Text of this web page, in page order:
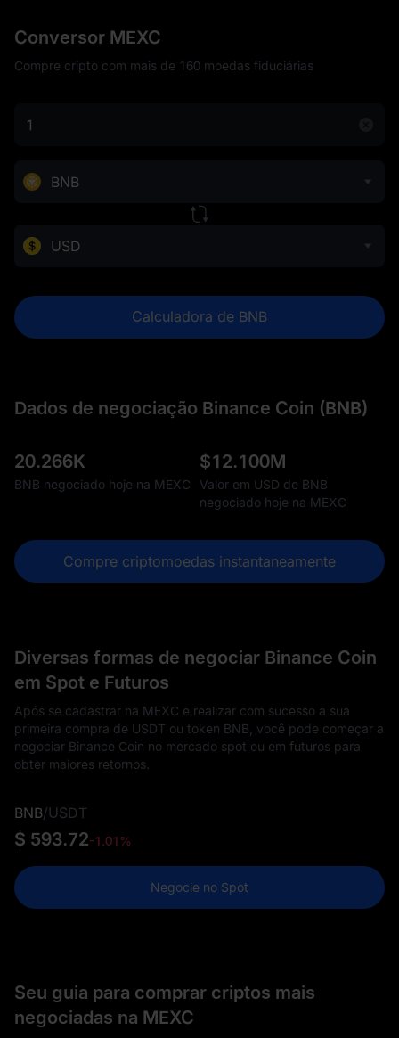
Conversor MEXC
Compre cripto com mais de 160 moedas fiduciárias
BNB
USD
Calculadora de BNB
Dados de negociação Binance Coin (BNB)
20.266K
BNB negociado hoje na MEXC
$12.100M
Valor em USD de BNB
negociado hoje na MEXC
Compre criptomoedas instantaneamente
Diversas formas de negociar Binance Coin
em Spot e Futuros
Após se cadastrar na MEXC e realizar com sucesso a sua
primeira compra de USDT ou token BNB, você pode começar a
negociar Binance Coin no mercado spot ou em futuros para
obter maiores retornos.
BNB/USDT
$ 593.72-1.01%
Negocie no Spot
Seu guia para comprar criptos mais
negociadas na MEXC